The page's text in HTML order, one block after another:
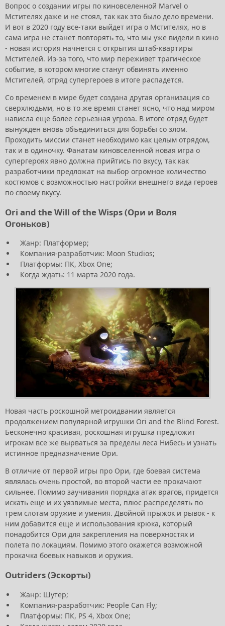
Вопрос о создании игры по киновселенной Marvel о
Мстителях даже и не стоял, так как это было дело времени.
И вот в 2020 году все-таки выйдет игра о Мстителях, но в
сама игра не станет повторять то, что мы уже видели в кино
- новая история начнется с открытия штаб-квартиры
Мстителей. Из-за того, что мир переживет трагическое
событие, в котором многие станут обвинять именно
Мстителей, отряд супергероев в итоге распадется.
Со временем в мире будет создана другая организация со
сверхлюдьми, но в то же время станет ясно, что над миром
нависла еще более серьезная угроза. В итоге отряд будет
вынужден вновь объединиться для борьбы со злом.
Проходить миссии станет необходимо как целым отрядом,
так и в одиночку. Фанатам киновселенной новая игра о
супергероях явно должна прийтись по вкусу, так как
разработчики предложат на выбор огромное количество
костюмов с возможностью настройки внешнего вида героев
по своему вкусу.
Ori and the Will of the Wisps (Ори и Воля
Огоньков)
Жанр: Платформер;
Компания-разработчик: Moon Studios;
Платформы: ПК, Xbox One;
Когда ждать: 11 марта 2020 года.
Новая часть роскошной метроидвании является
продолжением популярной игрушки Ori and the Blind Forest.
Бесконечно красивая, роскошная игрушка предложит
игрокам все же вырваться за пределы леса Нибесь и узнать
истинное предназначение Ори.
В отличие от первой игры про Ори, где боевая система
являлась очень простой, во второй части ее прокачают
сильнее. Помимо заучивания порядка атак врагов, придется
искать еще и их уязвимые места, плюс распределять по
трем слотам оружие и умения. Двойной прыжок и рывок - к
ним добавится еще и использования крюка, который
понадобится Ори для закрепления на поверхностях и
полета по локациям. Помимо этого окажется возможной
прокачка боевых навыков и оружия.
Outriders (Эскорты)
Жанр: Шутер;
Компания-разработчик: People Can Fly;
Платформы: ПК, PS 4, Xbox One;